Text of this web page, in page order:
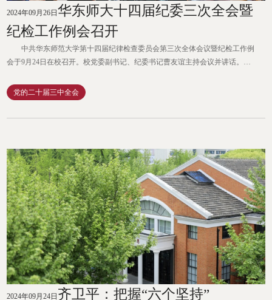
2024年09月26日 华东师大十四届纪委三次全会暨
纪检工作例会召开
中共华东师范大学第十四届纪律检查委员会第三次全体会议暨纪检工作例
会于9月24日在校召开。校党委副书记、纪委书记曹友谊主持会议并讲话。校
干部列席会议。华东师大十四届纪委三次全会暨纪检工作例会召开 全会传
达学习了党的二十届三中全会精神、全国教育大会精神。会议一致认为，党的
党的二十届三中全会
2024年09月24日 齐卫平：把握“六个坚持”